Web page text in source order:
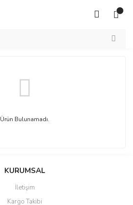
Ürün Bulunamadı.
KURUMSAL
İletişim
Kargo Takibi